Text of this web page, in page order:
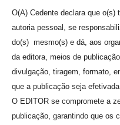
O(A) Cedente declara que
autoria pessoal, se
do(s) mesmo(s) e dá, aos
da editora, meios de
divulgação, tiragem, formato,
que a publicação seja efetivada.
O EDITOR se compromete a
publicação, garantindo que os